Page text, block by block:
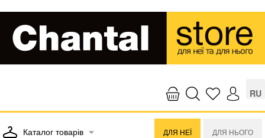
RU
Каталог товарів ДЛЯ НЕЇ ДЛЯ НЬОГО